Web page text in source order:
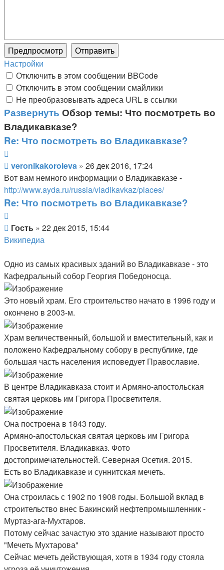
Настройки
Отключить в этом сообщении BBCode
Отключить в этом сообщении смайлики
Не преобразовывать адреса URL в ссылки
Развернуть Обзор темы: Что посмотреть во
Владикавказе?
Re: Что посмотреть во Владикавказе?
veronikakoroleva
veronikakoroleva » 26 дек 2016, 17:24
Вот вам немного информации о Владикавказе -
http://www.ayda.ru/russia/vladikavkaz/places/
Re: Что посмотреть во Владикавказе?
Гость
Гость » 22 дек 2015, 15:44
Википедиа
Одно из самых красивых зданий во Владикавказе - это
Кафедральный собор Георгия Победоносца.
Это новый храм. Его строительство начато в 1996 году и
окончено в 2003-м.
Храм величественный, большой и вместительный, как и
положено Кафедральному собору в республике, где
большая часть населения исповедует Православие.
В центре Владикавказа стоит и Армяно-апостольская
святая церковь им Григора Просветителя.
Она построена в 1843 году.
Армяно-апостольская святая церковь им Григора
Просветителя. Владикавказ. Фото
достопримечательностей. Северная Осетия. 2015.
Есть во Владикавказе и суннитская мечеть.
Она строилась с 1902 по 1908 годы. Большой вклад в
строительство внес Бакинский нефтепромышленник -
Муртаз-ага-Мухтаров.
Потому сейчас зачастую это здание называют просто
"Мечеть Мухтарова"
Сейчас мечеть действующая, хотя в 1934 году стояла